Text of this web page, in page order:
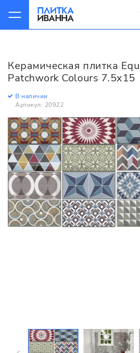
Керамическая плитка
Patchwork Colours 7.5x15
В наличии
Артикул: 20922